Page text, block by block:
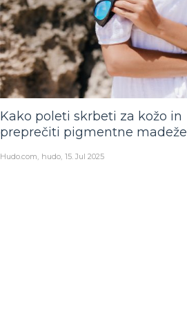
Kako poleti skrbeti za kožo in
preprečiti pigmentne madeže
Hudo.com hudo 15. Jul 2025